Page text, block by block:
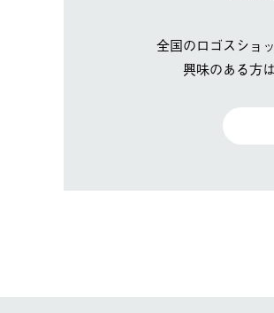
全国のロゴスショ
興味のある方